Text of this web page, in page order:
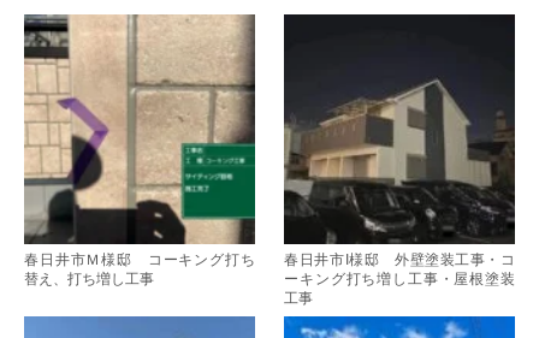
春日井市Ｍ様邸 コーキング打ち
替え、打ち増し工事
春日井市I様邸 外壁塗装工事・コ
ーキング打ち増し工事・屋根塗装
工事